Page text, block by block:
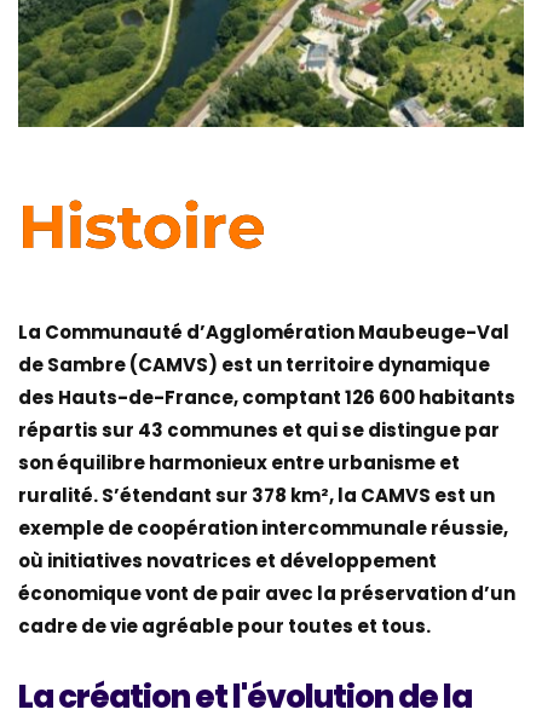
Histoire
La Communauté d’Agglomération Maubeuge-Val
de Sambre (CAMVS) est un territoire dynamique
des Hauts-de-France, comptant 126 600 habitants
répartis sur 43 communes et qui se distingue par
son équilibre harmonieux entre urbanisme et
ruralité. S’étendant sur 378 km², la CAMVS est un
exemple de coopération intercommunale réussie,
où initiatives novatrices et développement
économique vont de pair avec la préservation d’un
cadre de vie agréable pour toutes et tous.
La création et l'évolution de la